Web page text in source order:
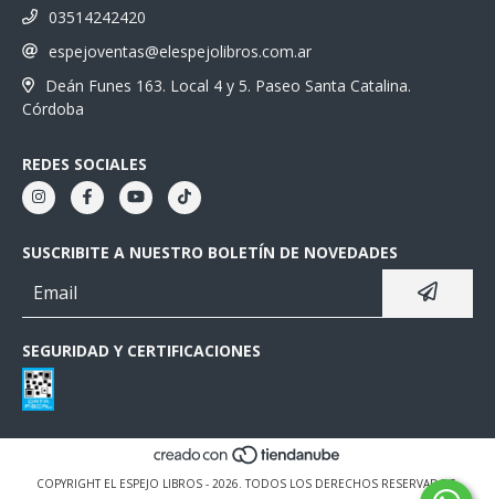
03514242420
espejoventas@elespejolibros.com.ar
Deán Funes 163. Local 4 y 5. Paseo Santa Catalina.
Córdoba
REDES SOCIALES
SUSCRIBITE A NUESTRO BOLETÍN DE NOVEDADES
SEGURIDAD Y CERTIFICACIONES
COPYRIGHT EL ESPEJO LIBROS - 2026. TODOS LOS DERECHOS RESERVADOS.